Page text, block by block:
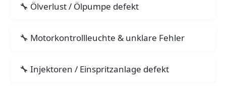
Ölverlust / Ölpumpe defekt
Motorkontrollleuchte & unklare Fehler
Injektoren / Einspritzanlage defekt